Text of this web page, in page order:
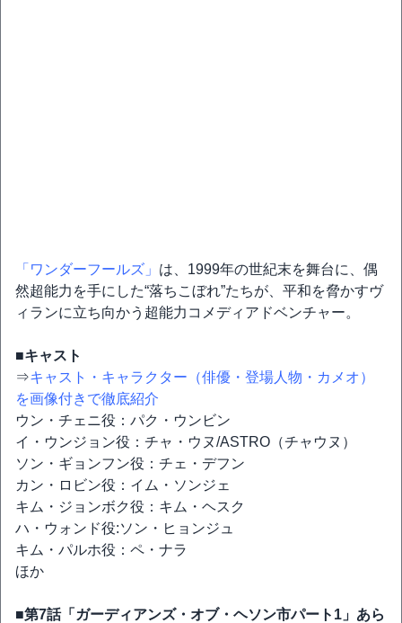
「ワンダーフールズ」 は、1999年の世紀末を舞台に、偶
然超能力を手にした“落ちこぼれ”たちが、平和を脅かすヴ
ィランに立ち向かう超能力コメディアドベンチャー。
■キャスト
⇒キャスト・キャラクター（俳優・登場人物・カメオ）
を画像付きで徹底紹介
ウン・チェニ役：パク・ウンビン
イ・ウンジョン役：チャ・ウヌ/ASTRO（チャウヌ）
ソン・ギョンフン役：チェ・デフン
カン・ロビン役：イム・ソンジェ
キム・ジョンボク役：キム・ヘスク
ハ・ウォンド役:ソン・ヒョンジュ
キム・パルホ役：ペ・ナラ
ほか
■第7話「ガーディアンズ・オブ・ヘソン市パート1」あら